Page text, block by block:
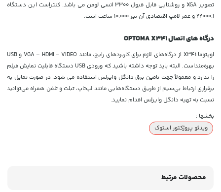
تصویر XGA و روشنایی قابل قبول 3300 انسی لومن می باشد. کنتراست این دستگاه
22000:1 و عمر لامپ اقتصادی آن نیز 10.000 ساعت است.
درگاه های اتصال OPTOMA X341
اوپتوما X341 از درگاه‌های لازم برای کاربردهای رایج، مانند VGA – HDMI – VIDEO و USB
بهره‌مند‌است. البته باید توجه داشته باشید که ورودی USB دستگاه قابلیت نمایش فیلم
را ندارد و معمولاً جهت تامین برق دانگل وایرلس استفاده می شود. در صورت تمایل به
برقراری ارتباط بی‌سیم از طریق دستگاه‌هایی مانند لپ‌تاپ، تبلت و تلفن همراه می‌توانید
نسبت به تهیه دانگل وایرلس اقدام نمایید.
بخشها :
ویدئو پروژکتور استوک
محصولات مرتبط